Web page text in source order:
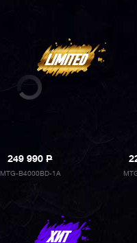
249 990P
MTG-B4000BD-1A